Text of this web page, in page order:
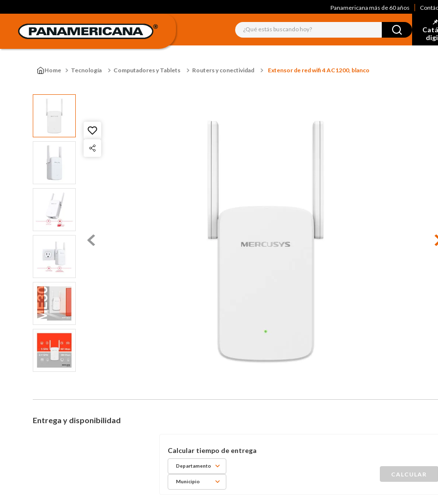
Panamericana más de 60 años
¿Qué estás buscando hoy?
Tecnología Computadores y Tablets Routers y conectividad Extensor de red wifi 4 AC1200, blanco
Entrega y disponibilidad
Departamento
Municipio